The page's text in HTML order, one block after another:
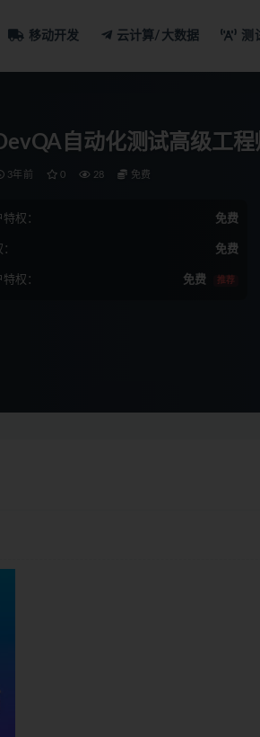
移动开发 云计算/大数据 测
自动化测试高级工程
3年前 0 28 免费
权： 免费
免费
权： 免费 推荐